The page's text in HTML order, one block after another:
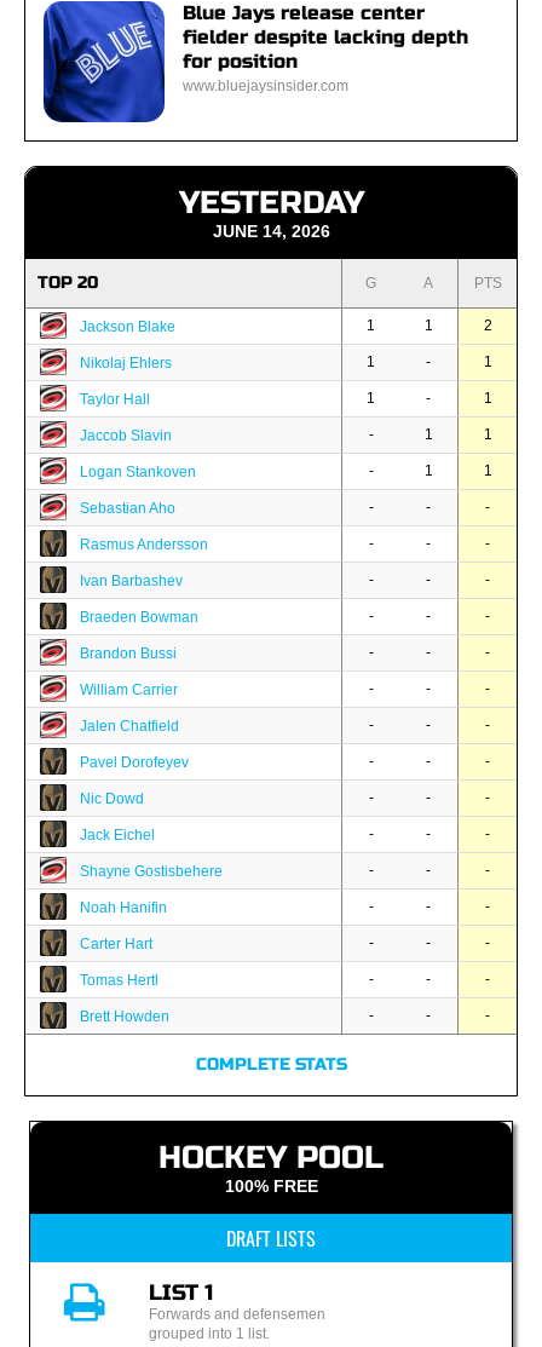
Blue Jays release center
fielder despite lacking depth
for position
www.bluejaysinsider.com
YESTERDAY
JUNE 14, 2026
TOP 20 G A PTS
Jackson Blake 1 1 2
Nikolaj Ehlers 1 - 1
Taylor Hall 1 - 1
Jaccob Slavin - 1 1
Logan Stankoven - 1 1
Sebastian Aho - - -
Rasmus Andersson - - -
Ivan Barbashev - - -
Braeden Bowman - - -
Brandon Bussi - - -
William Carrier - - -
Jalen Chatfield - - -
Pavel Dorofeyev - - -
Nic Dowd - - -
Jack Eichel - - -
Shayne Gostisbehere - - -
Noah Hanifin - - -
Carter Hart - - -
Tomas Hertl - - -
Brett Howden - - -
COMPLETE STATS
HOCKEY POOL
100% FREE
DRAFT LISTS
LIST 1
Forwards and defensemen
grouped into 1 list.